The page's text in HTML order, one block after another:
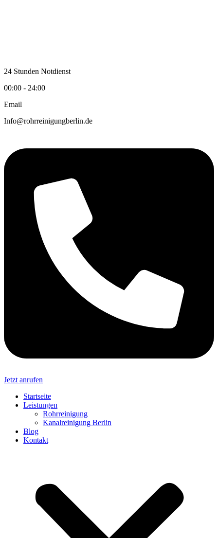
24 Stunden Notdienst
00:00 - 24:00
Email
Info@rohrreinigungberlin.de
Jetzt anrufen
Startseite
Leistungen
Rohrreinigung
Kanalreinigung Berlin
Blog
Kontakt